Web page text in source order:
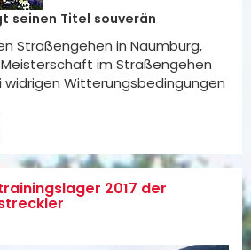
seinen Titel souverän
Straßengehen in Naumburg,
im Straßengehen
widrigen Witterungsbedingungen
2017 der